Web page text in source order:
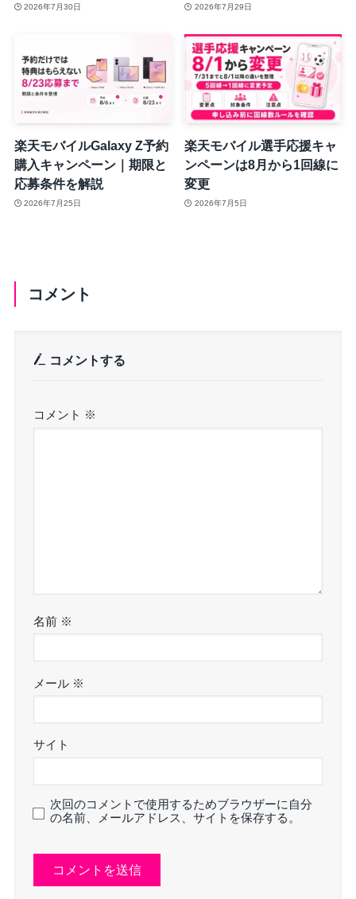
2026年7月30日 2026年7月29日
楽天モバイルGalaxy Z予約
購入キャンペーン｜期限と
応募条件を解説
2026年7月25日
楽天モバイル選手応援キャ
ンペーンは8月から1回線に
変更
2026年7月5日
コメント
コメントする
コメント ※
名前 ※
メール ※
サイト
次回のコメントで使用するためブラウザーに自分
の名前、メールアドレス、サイトを保存する。